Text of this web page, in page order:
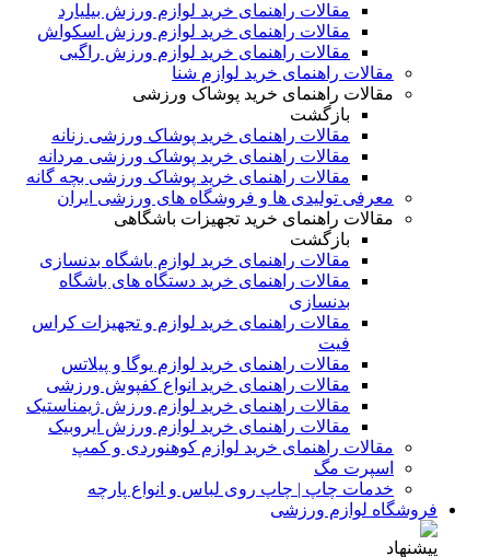
مقالات راهنمای خرید لوازم ورزش بیلیارد
مقالات راهنمای خرید لوازم ورزش اسکواش
مقالات راهنمای خرید لوازم ورزش راگبی
مقالات راهنمای خرید لوازم شنا
مقالات راهنمای خرید پوشاک ورزشی
بازگشت
مقالات راهنمای خرید پوشاک ورزشی زنانه
مقالات راهنمای خرید پوشاک ورزشی مردانه
مقالات راهنمای خرید پوشاک ورزشی بچه گانه
معرفی تولیدی ها و فروشگاه های ورزشی ایران
مقالات راهنمای خرید تجهیزات باشگاهی
بازگشت
مقالات راهنمای خرید لوازم باشگاه بدنسازی
مقالات راهنمای خرید دستگاه های باشگاه
بدنسازی
مقالات راهنمای خرید لوازم و تجهیزات کراس
فیت
مقالات راهنمای خرید لوازم یوگا و پیلاتس
مقالات راهنمای خرید انواع کفپوش ورزشی
مقالات راهنمای خرید لوازم ورزش ژیمناستیک
مقالات راهنمای خرید لوازم ورزش ایروبیک
مقالات راهنمای خرید لوازم کوهنوردی و کمپ
اسپرت مگ
خدمات چاپ | چاپ روی لباس و انواع پارچه
فروشگاه لوازم ورزشی